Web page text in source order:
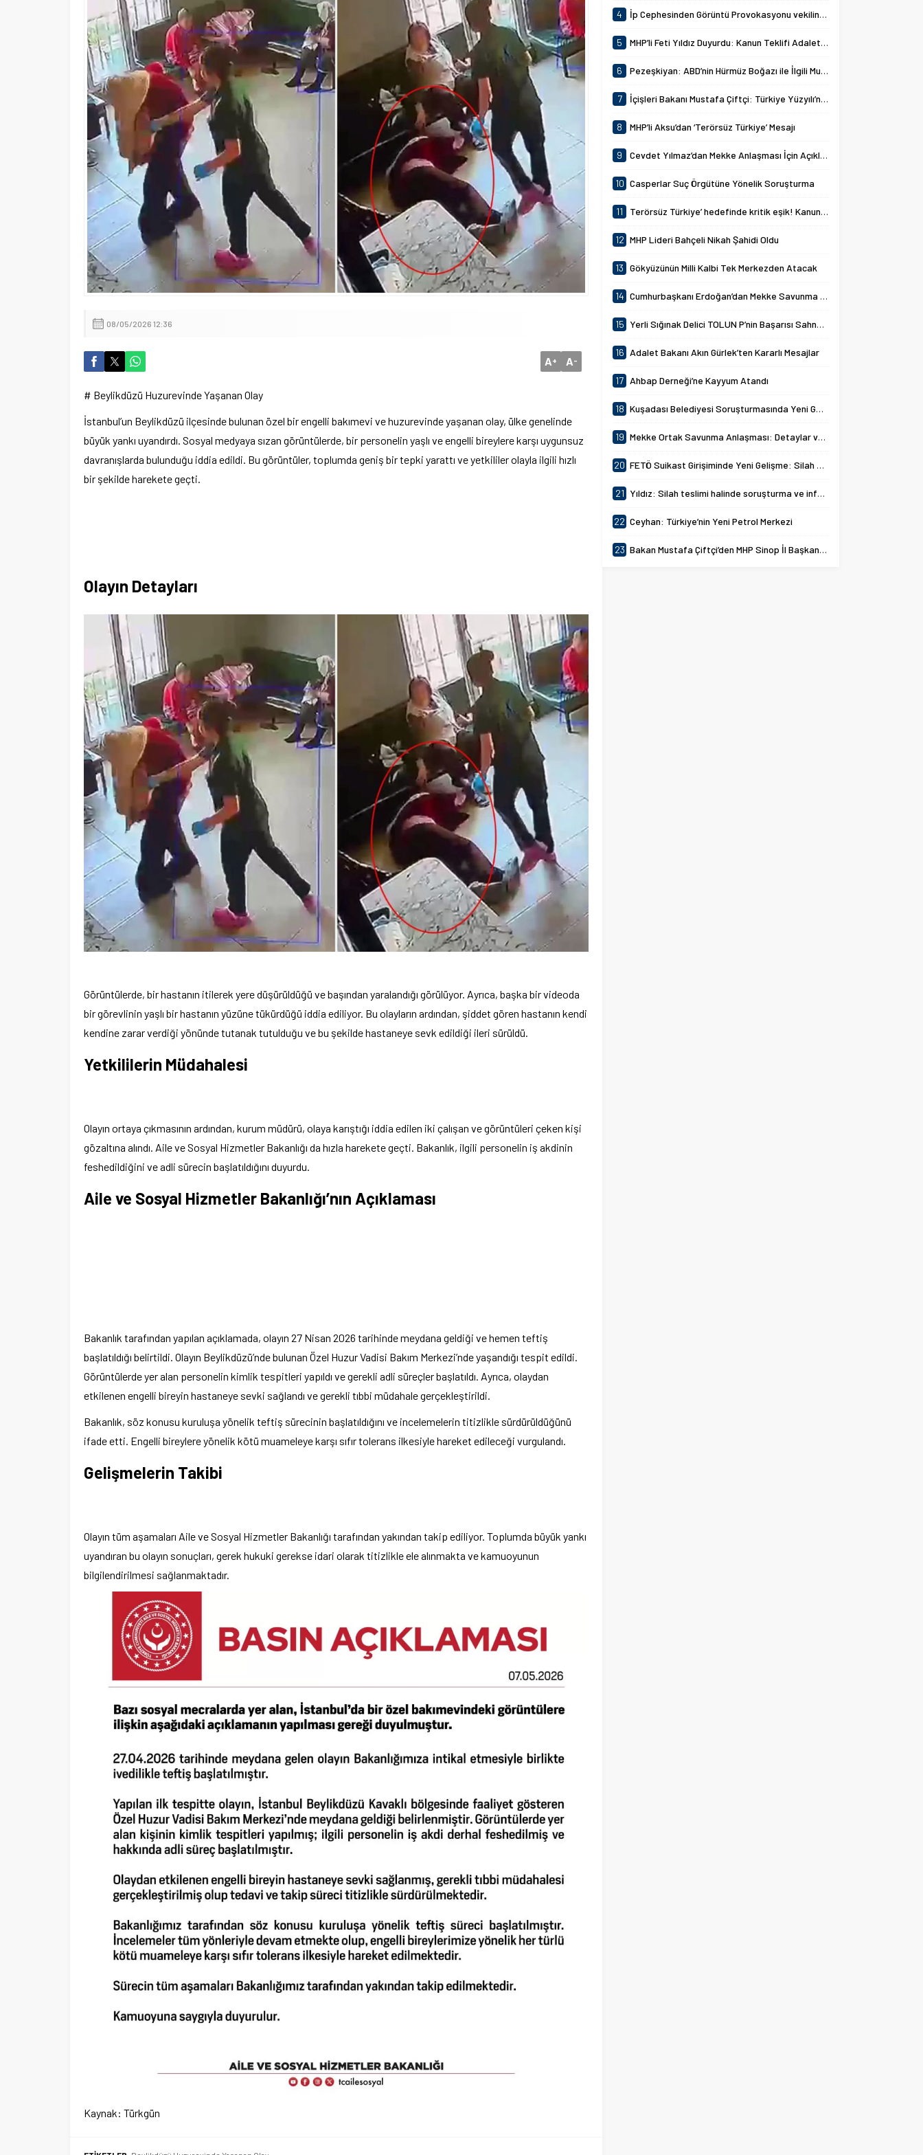
İçişleri Bakanı Mustafa Çiftçi’den Devlet Bahçeli’ye “Terörsüz Türkiye” Teşekkürü
08/05/2026 12:36
A+ A-
# Beylikdüzü Huzurevinde Yaşanan Olay
İstanbul’un Beylikdüzü ilçesinde bulunan özel bir engelli bakımevi ve huzurevinde yaşanan olay, ülke genelinde
büyük yankı uyandırdı. Sosyal medyaya sızan görüntülerde, bir personelin yaşlı ve engelli bireylere karşı uygunsuz
davranışlarda bulunduğu iddia edildi. Bu görüntüler, toplumda geniş bir tepki yarattı ve yetkililer olayla ilgili hızlı
bir şekilde harekete geçti.
Olayın Detayları
Görüntülerde, bir hastanın itilerek yere düşürüldüğü ve başından yaralandığı görülüyor. Ayrıca, başka bir videoda
bir görevlinin yaşlı bir hastanın yüzüne tükürdüğü iddia ediliyor. Bu olayların ardından, şiddet gören hastanın kendi
kendine zarar verdiği yönünde tutanak tutulduğu ve bu şekilde hastaneye sevk edildiği ileri sürüldü.
Yetkililerin Müdahalesi
Olayın ortaya çıkmasının ardından, kurum müdürü, olaya karıştığı iddia edilen iki çalışan ve görüntüleri çeken kişi
gözaltına alındı. Aile ve Sosyal Hizmetler Bakanlığı da hızla harekete geçti. Bakanlık, ilgili personelin iş akdinin
feshedildiğini ve adli sürecin başlatıldığını duyurdu.
Aile ve Sosyal Hizmetler Bakanlığı’nın Açıklaması
Bakanlık tarafından yapılan açıklamada, olayın 27 Nisan 2026 tarihinde meydana geldiği ve hemen teftiş
başlatıldığı belirtildi. Olayın Beylikdüzü’nde bulunan Özel Huzur Vadisi Bakım Merkezi’nde yaşandığı tespit edildi.
Görüntülerde yer alan personelin kimlik tespitleri yapıldı ve gerekli adli süreçler başlatıldı. Ayrıca, olaydan
etkilenen engelli bireyin hastaneye sevki sağlandı ve gerekli tıbbi müdahale gerçekleştirildi.
Bakanlık, söz konusu kuruluşa yönelik teftiş sürecinin başlatıldığını ve incelemelerin titizlikle sürdürüldüğünü
ifade etti. Engelli bireylere yönelik kötü muameleye karşı sıfır tolerans ilkesiyle hareket edileceği vurgulandı.
Gelişmelerin Takibi
Olayın tüm aşamaları Aile ve Sosyal Hizmetler Bakanlığı tarafından yakından takip ediliyor. Toplumda büyük yankı
uyandıran bu olayın sonuçları, gerek hukuki gerekse idari olarak titizlikle ele alınmakta ve kamuoyunun
bilgilendirilmesi sağlanmaktadır.
Kaynak: Türkgün
4 İp Cephesinden Görüntü Provokasyonu vekilin MHP Lideri Devlet Bahçeli hazımsızlığı komisyonu gerdi!
5 MHP’li Feti Yıldız Duyurdu: Kanun Teklifi Adalet Komisyonunda Kabul Edildi
6 Pezeşkiyan: ABD’nin Hürmüz Boğazı ile İlgili Mutabakat İhlallerine Karşılık Verdik
7 İçişleri Bakanı Mustafa Çiftçi: Türkiye Yüzyılı’nın Hedefleri
8 MHP’li Aksu’dan ‘Terörsüz Türkiye’ Mesajı
9 Cevdet Yılmaz’dan Mekke Anlaşması İçin Açıklamalar
10 Casperlar Suç Örgütüne Yönelik Soruşturma
11 Terörsüz Türkiye’ hedefinde kritik eşik! Kanun teklifi kabul edildi
12 MHP Lideri Bahçeli Nikah Şahidi Oldu
13 Gökyüzünün Milli Kalbi Tek Merkezden Atacak
14 Cumhurbaşkanı Erdoğan’dan Mekke Savunma Anlaşması Açıklaması
15 Yerli Sığınak Delici TOLUN P’nin Başarısı Sahnelendi
16 Adalet Bakanı Akın Gürlek’ten Kararlı Mesajlar
17 Ahbap Derneği’ne Kayyum Atandı
18 Kuşadası Belediyesi Soruşturmasında Yeni Gelişmeler
19 Mekke Ortak Savunma Anlaşması: Detaylar ve Amaçlar
20 FETÖ Suikast Girişiminde Yeni Gelişme: Silah Aramaları Başlatıldı
21 Yıldız: Silah teslimi halinde soruşturma ve infazlar ertelenecek
22 Ceyhan: Türkiye’nin Yeni Petrol Merkezi
23 Bakan Mustafa Çiftçi’den MHP Sinop İl Başkanlığına Ziyaret